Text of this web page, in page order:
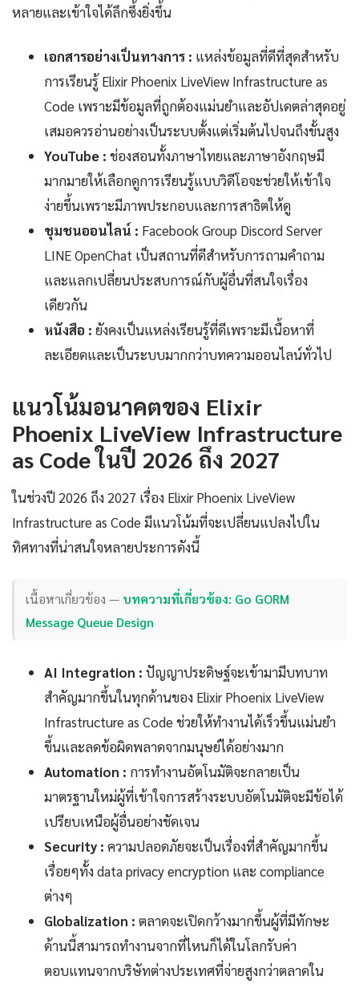
หลายและเข้าใจได้ลึกซึ้งยิ่งขึ้น
เอกสารอย่างเป็นทางการ : แหล่งข้อมูลที่ดีที่สุดสำหรับ
การเรียนรู้ Elixir Phoenix LiveView Infrastructure as
Code เพราะมีข้อมูลที่ถูกต้องแม่นยำและอัปเดตล่าสุดอยู่
เสมอควรอ่านอย่างเป็นระบบตั้งแต่เริ่มต้นไปจนถึงขั้นสูง
YouTube : ช่องสอนทั้งภาษาไทยและภาษาอังกฤษมี
มากมายให้เลือกดูการเรียนรู้แบบวิดีโอจะช่วยให้เข้าใจ
ง่ายขึ้นเพราะมีภาพประกอบและการสาธิตให้ดู
ชุมชนออนไลน์ : Facebook Group Discord Server
LINE OpenChat เป็นสถานที่ดีสำหรับการถามคำถาม
และแลกเปลี่ยนประสบการณ์กับผู้อื่นที่สนใจเรื่อง
เดียวกัน
หนังสือ : ยังคงเป็นแหล่งเรียนรู้ที่ดีเพราะมีเนื้อหาที่
ละเอียดและเป็นระบบมากกว่าบทความออนไลน์ทั่วไป
แนวโน้มอนาคตของ Elixir
Phoenix LiveView Infrastructure
as Code ในปี 2026 ถึง 2027
ในช่วงปี 2026 ถึง 2027 เรื่อง Elixir Phoenix LiveView
Infrastructure as Code มีแนวโน้มที่จะเปลี่ยนแปลงไปใน
ทิศทางที่น่าสนใจหลายประการดังนี้
เนื้อหาเกี่ยวข้อง — บทความที่เกี่ยวข้อง: Go GORM
Message Queue Design
AI Integration : ปัญญาประดิษฐ์จะเข้ามามีบทบาท
สำคัญมากขึ้นในทุกด้านของ Elixir Phoenix LiveView
Infrastructure as Code ช่วยให้ทำงานได้เร็วขึ้นแม่นยำ
ขึ้นและลดข้อผิดพลาดจากมนุษย์ได้อย่างมาก
Automation : การทำงานอัตโนมัติจะกลายเป็น
มาตรฐานใหม่ผู้ที่เข้าใจการสร้างระบบอัตโนมัติจะมีข้อได้
เปรียบเหนือผู้อื่นอย่างชัดเจน
Security : ความปลอดภัยจะเป็นเรื่องที่สำคัญมากขึ้น
เรื่อยๆทั้ง data privacy encryption และ compliance
ต่างๆ
Globalization : ตลาดจะเปิดกว้างมากขึ้นผู้ที่มีทักษะ
ด้านนี้สามารถทำงานจากที่ไหนก็ได้ในโลกรับค่า
ตอบแทนจากบริษัทต่างประเทศที่จ่ายสูงกว่าตลาดใน